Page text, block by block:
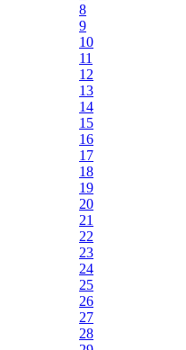
8
9
10
11
12
13
14
15
16
17
18
19
20
21
22
23
24
25
26
27
28